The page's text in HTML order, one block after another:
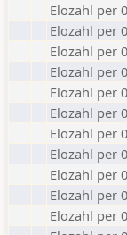
Elozahl per
Elozahl per
Elozahl per
Elozahl per
Elozahl per
Elozahl per
Elozahl per
Elozahl per
Elozahl per
Elozahl per
Elozahl per